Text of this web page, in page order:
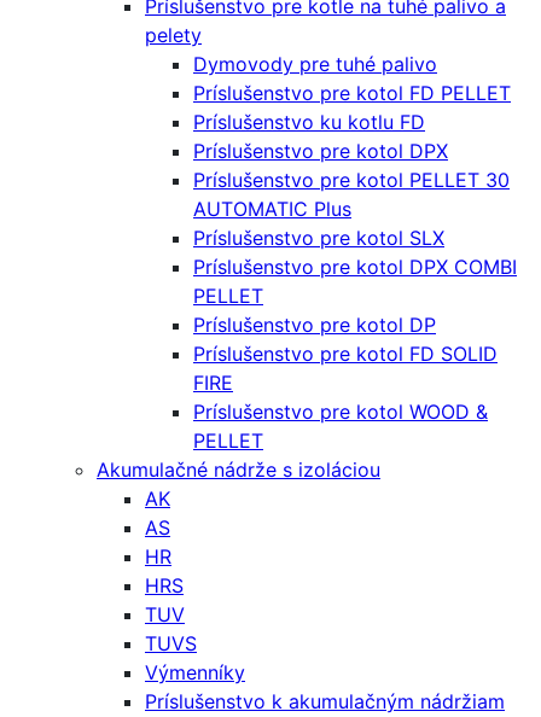
Príslušenstvo pre kotle na tuhé palivo a
pelety
Dymovody pre tuhé palivo
Príslušenstvo pre kotol FD PELLET
Príslušenstvo ku kotlu FD
Príslušenstvo pre kotol DPX
Príslušenstvo pre kotol PELLET 30
AUTOMATIC Plus
Príslušenstvo pre kotol SLX
Príslušenstvo pre kotol DPX COMBI
PELLET
Príslušenstvo pre kotol DP
Príslušenstvo pre kotol FD SOLID
FIRE
Príslušenstvo pre kotol WOOD &
PELLET
Akumulačné nádrže s izoláciou
AK
AS
HR
HRS
TUV
TUVS
Výmenníky
Príslušenstvo k akumulačným nádržiam